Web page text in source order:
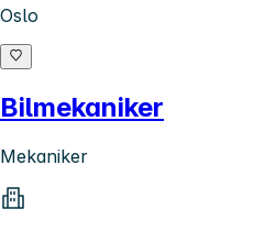
Oslo
Bilmekaniker
Mekaniker